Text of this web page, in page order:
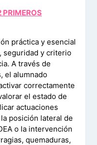
PRIMEROS
práctica y esencial
seguridad y criterio
A través de
el alumnado
correctamente
el estado de
actuaciones
posición lateral de
o la intervención
quemaduras,